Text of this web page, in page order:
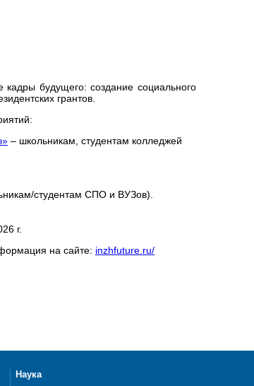
будущего: создание социального
грантов.
– школьникам, студентам колледжей
студентам СПО и ВУЗов).
г.
на сайте: inzhfuture.ru/
Наука